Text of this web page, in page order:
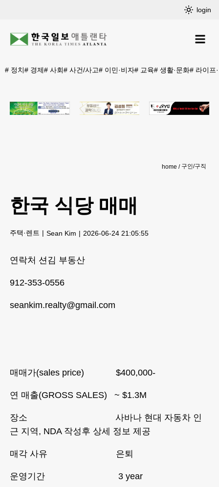
login
# 정치# 경제# 사회# 사건/사고# 이민·비자# 교육# 생활·문화# 라이프
home 구인/구직
한국 식당 매매
주택·렌트 Sean Kim 2026-06-24 21:05:55
연락처 션김 부동산
912-353-0556
seankim.realty@gmail.com
매매가(sales price) $400,000-
연 매출(GROSS SALES) ~ $1.3M
장소 사바나 현대 자동차 인
근 지역, NDA 작성후 상세 정보 제공
매각 사유 은퇴
운영기간 3 year